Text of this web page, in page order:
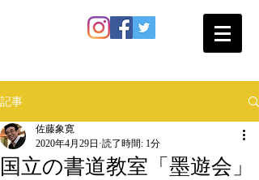
記事
国立の書道教室「墨遊会」
佐藤象寛
2020年4月29日 読了時間: 1分